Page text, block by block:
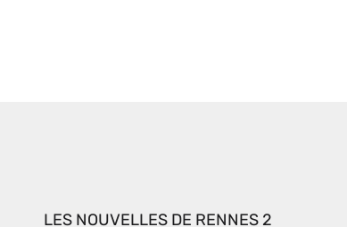
LES NOUVELLES DE RENNES 2